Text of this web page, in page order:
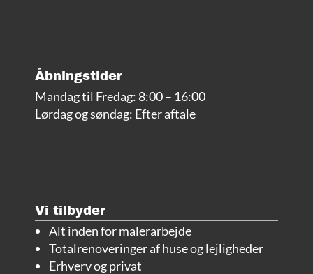
Åbningstider
Mandag til Fredag: 8:00 – 16:00
Lørdag og søndag: Efter aftale
Vi tilbyder
Alt inden for malerarbejde
Totalrenoveringer af huse og lejligheder
Erhverv og privat